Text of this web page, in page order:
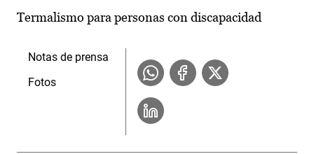
Termalismo para personas con discapacidad
Notas de prensa
Fotos